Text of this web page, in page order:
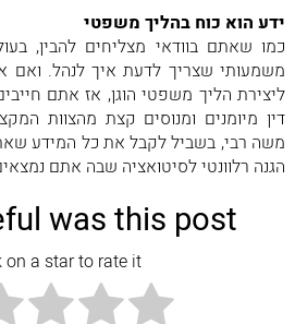
ידע הוא כוח בהליך משפטי
כמו שאתם בוודאי מצליחים להבין,
משמעותי שצריך לדעת איך לנהל. ואם
ליצירת הליך משפטי הוגן, אז אתם
דין מיומנים ומנוסים קצת מהצוות
משה רבי, בשביל לקבל את כל המידע
הגנה רלוונטי לסיטואציה שבה אתם
was this post?
on a star to rate it!